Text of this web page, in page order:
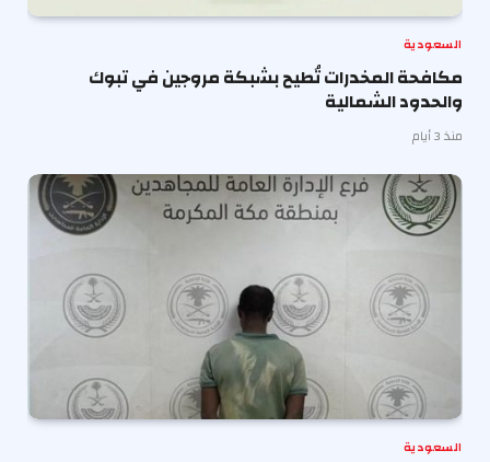
السعودية
مكافحة المخدرات تُطيح بشبكة مروجين في تبوك
والحدود الشمالية
منذ 3 أيام
السعودية